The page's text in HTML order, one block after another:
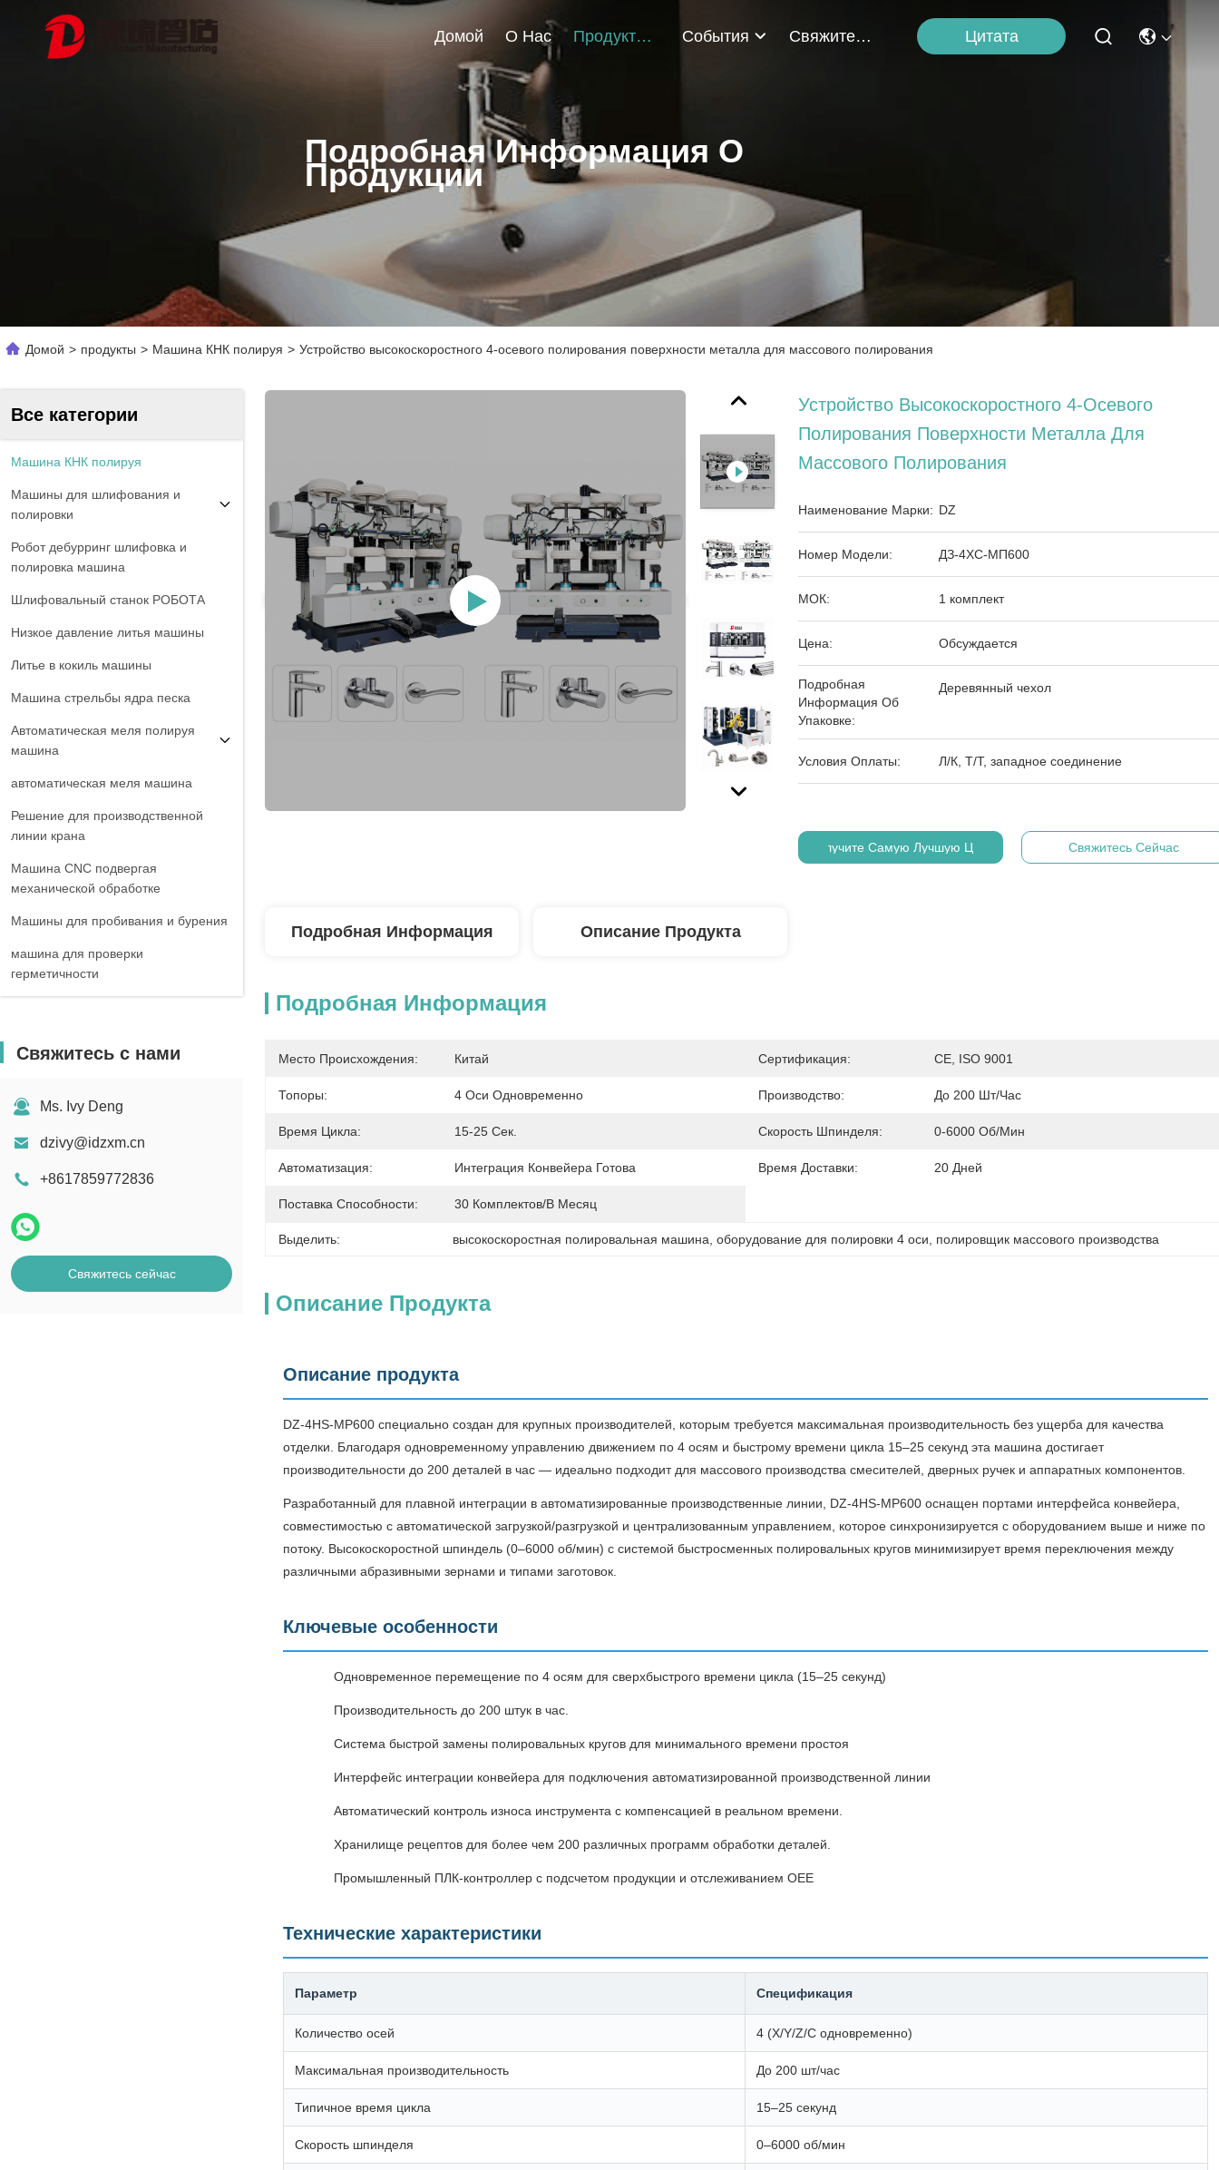
Домой О Нас Продукты События Свяжитесь С Нами Цитата
Подробная Информация О
Продукции
Домой > продукты > Машина КНК полируя > Устройство высокоскоростного 4-осевого полирования поверхности металла для массового полирования
Все категории
Машина КНК полируя
Машины для шлифования и
полировки
Робот дебурринг шлифовка и
полировка машина
Шлифовальный станок РОБОТА
Низкое давление литья машины
Литье в кокиль машины
Машина стрельбы ядра песка
Автоматическая меля полируя
машина
автоматическая меля машина
Решение для производственной
линии крана
Машина CNC подвергая
механической обработке
Машины для пробивания и бурения
машина для проверки
герметичности
Свяжитесь с нами
Ms. Ivy Deng
dzivy@idzxm.cn
+8617859772836
Свяжитесь сейчас
Устройство Высокоскоростного 4-Осевого
Полирования Поверхности Металла Для
Массового Полирования
Наименование Марки: DZ
Номер Модели: ДЗ-4ХС-МП600
МОК: 1 комплект
Цена: Обсуждается
Подробная
Информация Об
Упаковке:
Деревянный чехол
Условия Оплаты: Л/К, Т/Т, западное соединение
Получите Самую Лучшую Цену Свяжитесь Сейчас
Подробная Информация Описание Продукта
Подробная Информация
Место Происхождения: Китай Сертификация: CE, ISO 9001
Топоры: 4 Оси Одновременно Производство: До 200 Шт/час
Время Цикла: 15-25 Сек. Скорость Шпинделя: 0-6000 Об/мин
Автоматизация: Интеграция Конвейера Готова Время Доставки: 20 Дней
Поставка Способности: 30 Комплектов/в Месяц
Выделить: высокоскоростная полировальная машина , оборудование для полировки 4 оси полировщик массового производства
Описание Продукта
Описание продукта
DZ-4HS-MP600 специально создан для крупных производителей, которым требуется максимальная производительность без ущерба для качества
отделки. Благодаря одновременному управлению движением по 4 осям и быстрому времени цикла 15–25 секунд эта машина достигает
производительности до 200 деталей в час — идеально подходит для массового производства смесителей, дверных ручек и аппаратных компонентов.
Разработанный для плавной интеграции в автоматизированные производственные линии, DZ-4HS-MP600 оснащен портами интерфейса конвейера,
совместимостью с автоматической загрузкой/разгрузкой и централизованным управлением, которое синхронизируется с оборудованием выше и ниже по
потоку. Высокоскоростной шпиндель (0–6000 об/мин) с системой быстросменных полировальных кругов минимизирует время переключения между
различными абразивными зернами и типами заготовок.
Ключевые особенности
Одновременное перемещение по 4 осям для сверхбыстрого времени цикла (15–25 секунд)
Производительность до 200 штук в час.
Система быстрой замены полировальных кругов для минимального времени простоя
Интерфейс интеграции конвейера для подключения автоматизированной производственной линии
Автоматический контроль износа инструмента с компенсацией в реальном времени.
Хранилище рецептов для более чем 200 различных программ обработки деталей.
Промышленный ПЛК-контроллер с подсчетом продукции и отслеживанием OEE
Технические характеристики
Параметр Спецификация
Количество осей 4 (X/Y/Z/C одновременно)
Максимальная производительность До 200 шт/час
Типичное время цикла 15–25 секунд
Скорость шпинделя 0–6000 об/мин